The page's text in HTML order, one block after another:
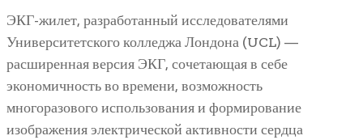
ЭКГ-жилет, разработанный исследователями
Университетского колледжа Лондона (UCL) —
расширенная версия ЭКГ, сочетающая в себе
экономичность во времени, возможность
многоразового использования и формирование
изображения электрической активности сердца